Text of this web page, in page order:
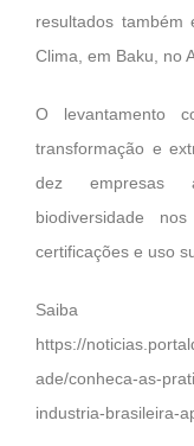
resultados também
Clima, em Baku, no
O levantamento
transformação e
dez empresas
biodiversidade
certificações e uso
https://
ade/conheca-as-
industria-brasileira-